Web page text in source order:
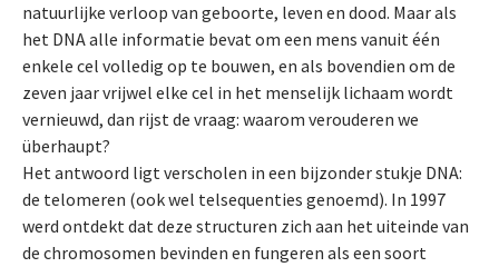
natuurlijke verloop van geboorte, leven en dood. Maar als
het DNA alle informatie bevat om een mens vanuit één
enkele cel volledig op te bouwen, en als bovendien om de
zeven jaar vrijwel elke cel in het menselijk lichaam wordt
vernieuwd, dan rijst de vraag: waarom verouderen we
überhaupt?
Het antwoord ligt verscholen in een bijzonder stukje DNA:
de telomeren (ook wel telsequenties genoemd). In 1997
werd ontdekt dat deze structuren zich aan het uiteinde van
de chromosomen bevinden en fungeren als een soort